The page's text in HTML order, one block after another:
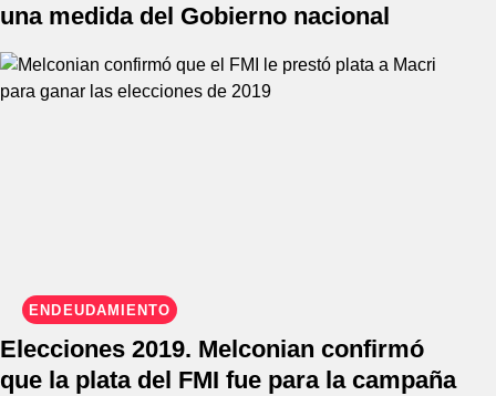
una medida del Gobierno nacional
ENDEUDAMIENTO
Elecciones 2019. Melconian confirmó
que la plata del FMI fue para la campaña